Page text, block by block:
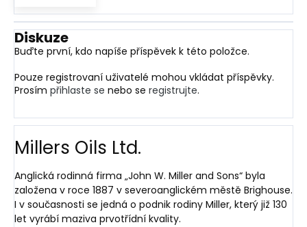
Diskuze
Buďte první, kdo napíše příspěvek k této položce.
Pouze registrovaní uživatelé mohou vkládat příspěvky.
Prosím přihlaste se nebo se registrujte.
Millers Oils Ltd.
Anglická rodinná firma „John W. Miller and Sons“ byla
založena v roce 1887 v severoanglickém městě Brighouse.
I v současnosti se jedná o podnik rodiny Miller, který již 130
let vyrábí maziva prvotřídní kvality.